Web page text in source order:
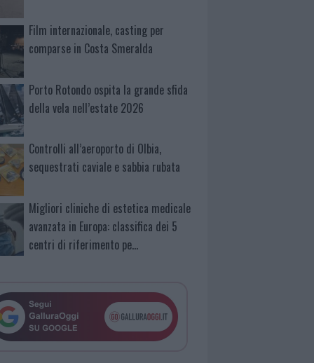
Film internazionale, casting per
comparse in Costa Smeralda
Porto Rotondo ospita la grande sfida
della vela nell’estate 2026
Controlli all’aeroporto di Olbia,
sequestrati caviale e sabbia rubata
Migliori cliniche di estetica medicale
avanzata in Europa: classifica dei 5
centri di riferimento pe…